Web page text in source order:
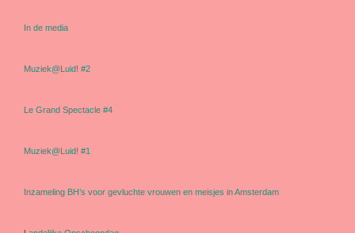
In de media
Muziek@Luid! #2
Le Grand Spectacle #4
Muziek@Luid! #1
Inzameling BH’s voor gevluchte vrouwen en meisjes in Amsterdam